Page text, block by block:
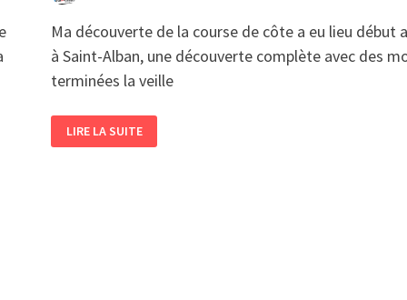
Ma découverte de la course de côte a eu lieu début
à Saint-Alban, une découverte complète avec des
terminées la veille
PREMIÈRE
COURSE
LIRE LA SUITE